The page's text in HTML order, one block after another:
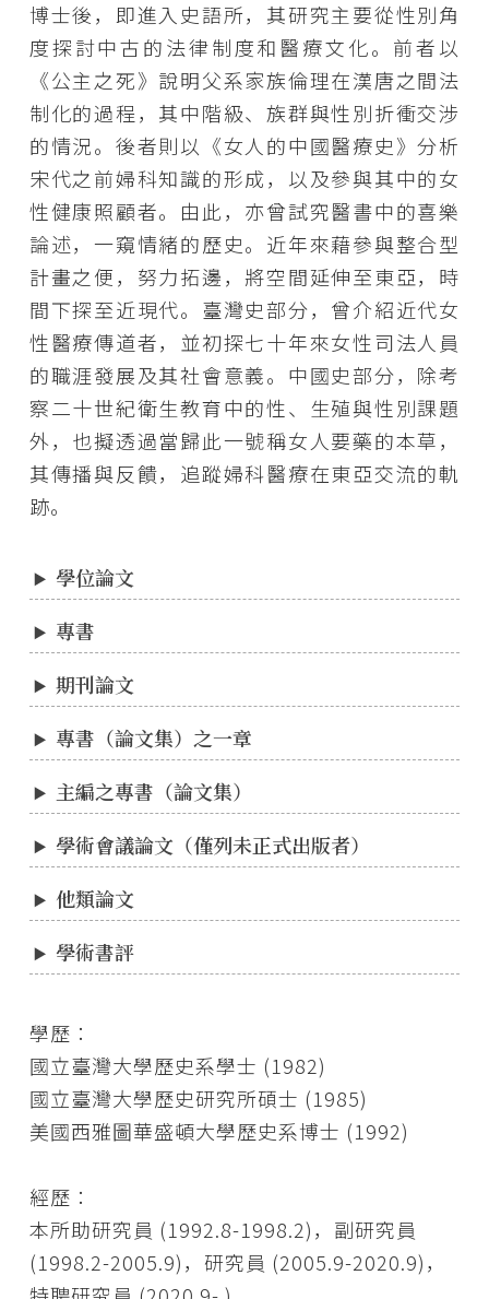
博士後，即進入史語所，其研究主要從性別角
度探討中古的法律制度和醫療文化。前者以
《公主之死》說明父系家族倫理在漢唐之間法
制化的過程，其中階級、族群與性別折衝交涉
的情況。後者則以《女人的中國醫療史》分析
宋代之前婦科知識的形成，以及參與其中的女
性健康照顧者。由此，亦曾試究醫書中的喜樂
論述，一窺情緒的歷史。近年來藉參與整合型
計畫之便，努力拓邊，將空間延伸至東亞，時
間下探至近現代。臺灣史部分，曾介紹近代女
性醫療傳道者，並初探七十年來女性司法人員
的職涯發展及其社會意義。中國史部分，除考
察二十世紀衛生教育中的性、生殖與性別課題
外，也擬透過當歸此一號稱女人要藥的本草，
其傳播與反饋，追蹤婦科醫療在東亞交流的軌
跡。
學位論文
專書
期刊論文
專書（論文集）之一章
主編之專書（論文集）
學術會議論文（僅列未正式出版者）
他類論文
學術書評
學歷：
國立臺灣大學歷史系學士 (1982)
國立臺灣大學歷史研究所碩士 (1985)
美國西雅圖華盛頓大學歷史系博士 (1992)
經歷：
本所助研究員 (1992.8-1998.2)，副研究員
(1998.2-2005.9)，研究員 (2005.9-2020.9)，